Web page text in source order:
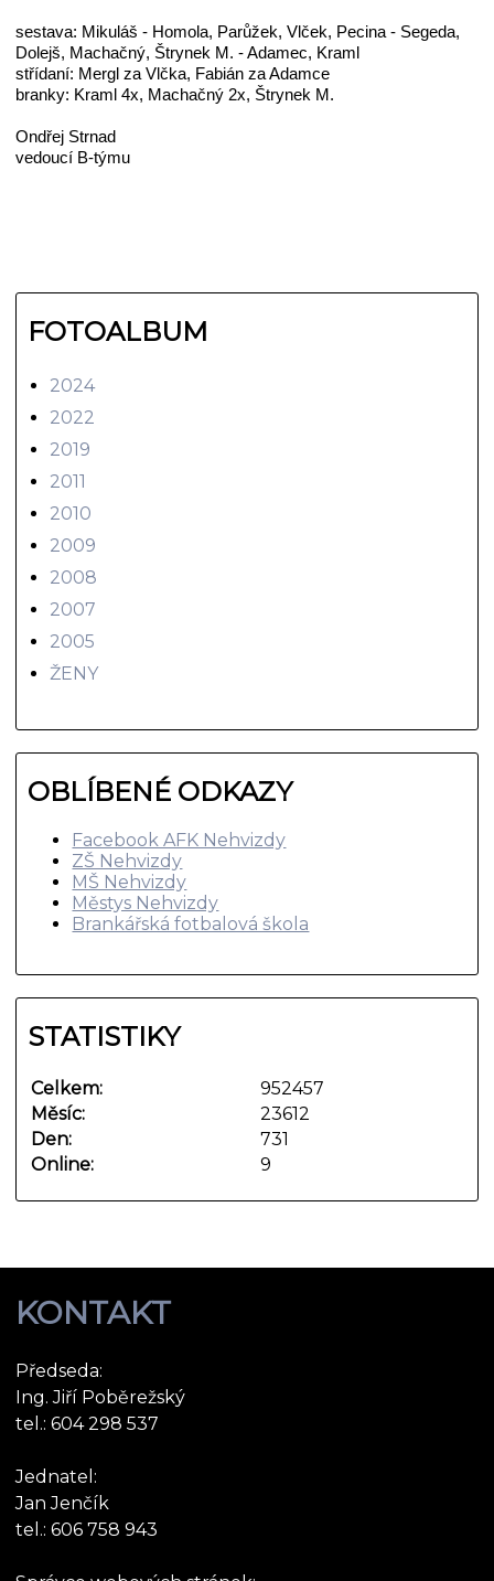
sestava: Mikuláš - Homola, Parůžek, Vlček, Pecina - Segeda,
Dolejš, Machačný, Štrynek M. - Adamec, Kraml
střídaní: Mergl za Vlčka, Fabián za Adamce
branky: Kraml 4x, Machačný 2x, Štrynek M.
Ondřej Strnad
vedoucí B-týmu
FOTOALBUM
2024
2022
2019
2011
2010
2009
2008
2007
2005
ŽENY
OBLÍBENÉ ODKAZY
Facebook AFK Nehvizdy
ZŠ Nehvizdy
MŠ Nehvizdy
Městys Nehvizdy
Brankářská fotbalová škola
STATISTIKY
Online: 9
Celkem:
952457
Měsíc:
23612
Den:
731
KONTAKT
Předseda:
Ing. Jiří Poběrežský
tel.: 604 298 537
Jednatel:
Jan Jenčík
tel.: 606 758 943